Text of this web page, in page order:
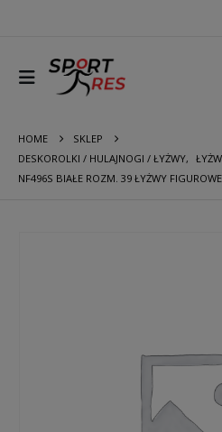
HOME
SKLEP
DESKOROLKI / HULAJNOGI / ŁYŻWY,
NF496S BIAŁE ROZM. 39 ŁYŻWY